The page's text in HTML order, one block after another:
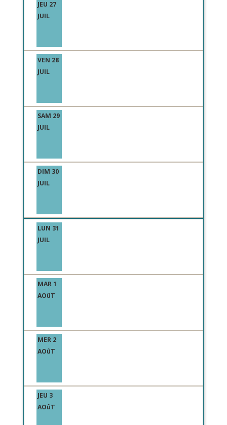
JEU 27
JUIL
VEN 28
JUIL
SAM 29
JUIL
DIM 30
JUIL
LUN 31
JUIL
MAR 1
AOûT
MER 2
AOûT
JEU 3
AOûT